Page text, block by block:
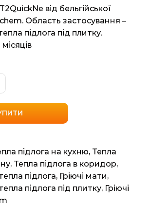
від бельгійської
Область застосування –
підлога під плитку.
підлога на кухню, Тепла
, Тепла підлога в коридор,
підлога, Гріючі мати,
підлога під плитку, Гріючі